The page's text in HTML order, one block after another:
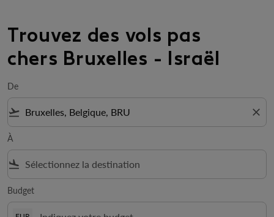
Trouvez des vols pas
chers Bruxelles - Israël
De
flight_takeoff close
À
flight_land
Budget